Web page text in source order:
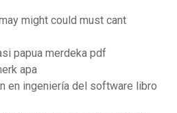
might could must cant
papua merdeka pdf
apa
en ingeniería del software libro